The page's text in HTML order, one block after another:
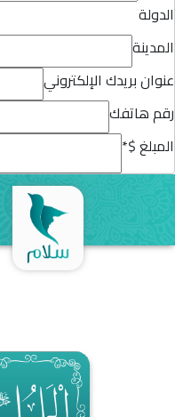
الدولة
المدينة
عنوان بريدك الإلكتروني
رقم هاتفك
المبلغ $*